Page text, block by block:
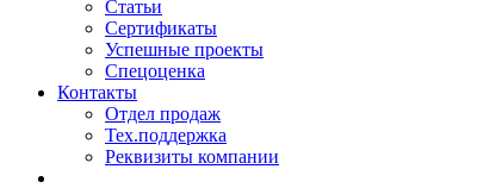
Статьи
Сертификаты
Успешные проекты
Спецоценка
Контакты
Отдел продаж
Тех.поддержка
Реквизиты компании